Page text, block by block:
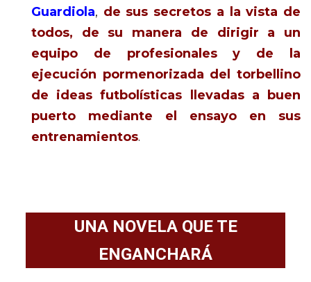
Guardiola, de sus secretos a la vista de
todos, de su manera de dirigir a un
equipo de profesionales y de la
ejecución pormenorizada del torbellino
de ideas futbolísticas llevadas a buen
puerto mediante el ensayo en sus
entrenamientos.
UNA NOVELA QUE TE
ENGANCHARÁ